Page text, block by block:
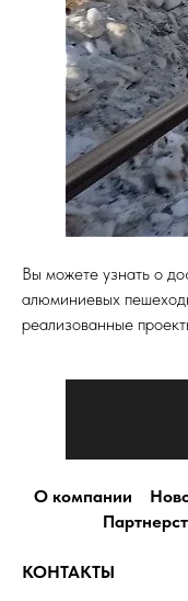
Вы можете узнать о
алюминиевых
реализованные
О компании
КОНТАКТЫ